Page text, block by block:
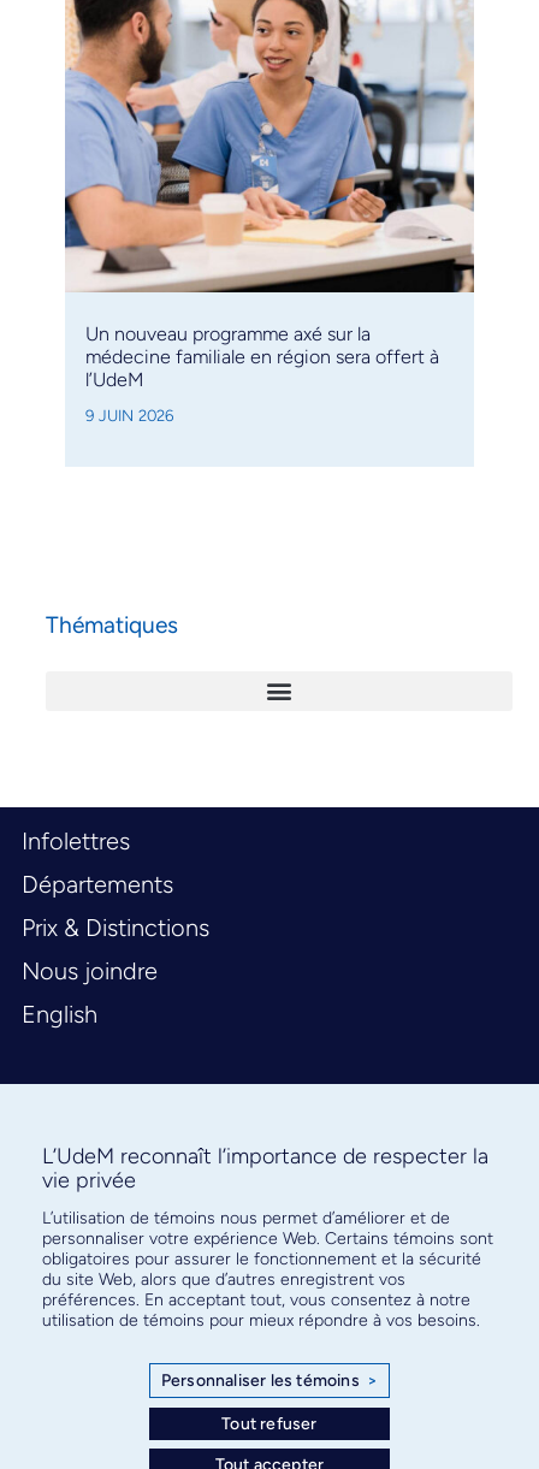
Un nouveau programme axé sur la
médecine familiale en région sera offert à
l’UdeM
9 JUIN 2026
Thématiques
Infolettres
Départements
Prix & Distinctions
Nous joindre
English
Abonnez-vous à notre infolettre
pour connaître l’actualité facultaire
L’UdeM reconnaît l’importance de respecter la
vie privée
L’utilisation de témoins nous permet d’améliorer et de
personnaliser votre expérience Web. Certains témoins sont
obligatoires pour assurer le fonctionnement et la sécurité
du site Web, alors que d’autres enregistrent vos
préférences. En acceptant tout, vous consentez à notre
utilisation de témoins pour mieux répondre à vos besoins.
Personnaliser les témoins >
Tout refuser
Tout accepter